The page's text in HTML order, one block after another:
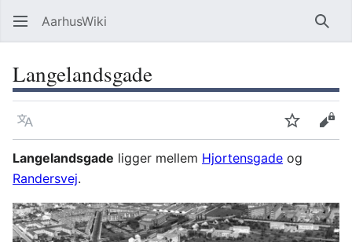
AarhusWiki Søg
Langelandsgade
Sprog OvervågVis
Langelandsgade ligger mellem Hjortensgade og
Randersvej.